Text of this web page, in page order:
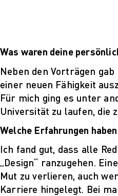
Was waren deine
Neben den Vorträgen
einer neuen Fähigkeit
Für mich ging es unter
Universität zu laufen, die
Welche Erfahrungen
Ich fand gut, dass alle
„Design“ ranzugehen.
Mut zu verlieren, auch
Karriere hingelegt. Bei